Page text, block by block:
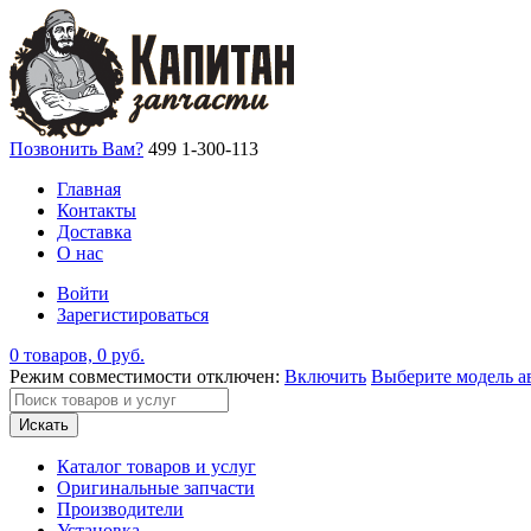
Позвонить Вам? 499 1-300-113
Главная
Контакты
Доставка
О нас
Войти
Зарегистироваться
0 товаров, 0 руб.
Режим совместимости отключен: Включить Выберите модель
Искать
Каталог товаров и услуг
Оригинальные запчасти
Производители